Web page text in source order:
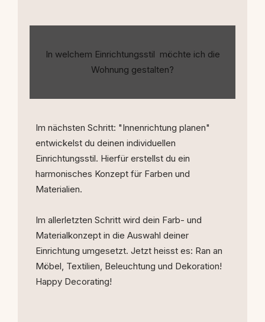
In welchem Einrichtungsstil möchte ich die
Wohnung gestalten?
Im nächsten Schritt: "Innenrichtung planen"
entwickelst du deinen individuellen
Einrichtungsstil. Hierfür erstellst du ein
harmonisches Konzept für Farben und
Materialien.
Im allerletzten Schritt wird dein Farb- und
Materialkonzept in die Auswahl deiner
Einrichtung umgesetzt. Jetzt heisst es: Ran an
Möbel, Textilien, Beleuchtung und Dekoration!
Happy Decorating!